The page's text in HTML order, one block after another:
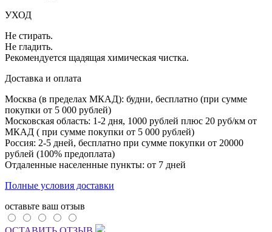
УХОД
Не стирать.
Не гладить.
Рекомендуется щадящая химическая чистка.
Доставка и оплата
Москва (в пределах МКАД): будни, бесплатно (при сумме
покупки от 5 000 рублей)
Московская область: 1-2 дня, 1000 рублей плюс 20 руб/км от
МКАД ( при сумме покупки от 5 000 рублей)
Россия: 2-5 дней, бесплатно при сумме покупки от 20000
рублей (100% предоплата)
Отдаленные населенные пункты: от 7 дней
Полные условия доставки
оставьте ваш отзыв